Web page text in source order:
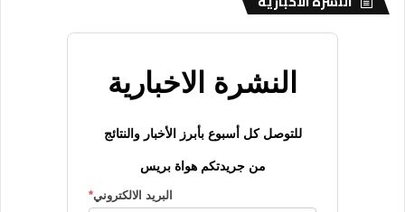
النشرة الاخبارية
للتوصل كل أسبوع بأبرز الأخبار والنتائج
من جريدتكم هواة بريس
البريد الالكتروني*